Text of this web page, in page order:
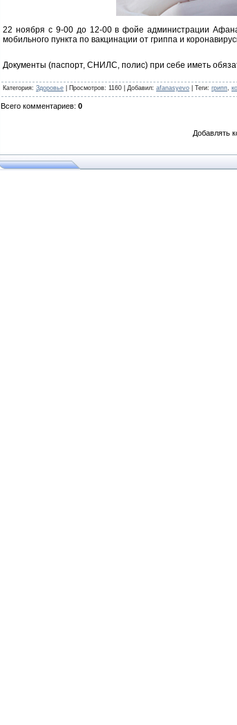
22 ноября с 9-00 до 12-00 в фойе администрации
мобильного пункта по вакцинации от гриппа и
Документы (паспорт, СНИЛС, полис) при себе иметь
Категория: Здоровье Просмотров: 1160 | Добавил: afanasyevo Теги: грипп,
Всего комментариев: 0
Добавлять